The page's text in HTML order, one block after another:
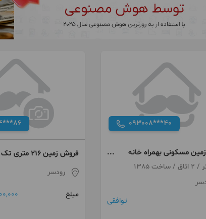
093008***40
مسکونی بهمراه خانه
ساخت
توافقی
فروش زمین ۲۱۶ متری تک برگ سند
رودسر
مبلغ